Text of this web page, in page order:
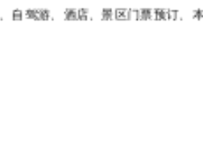
游、酒店、景区门票预订、本